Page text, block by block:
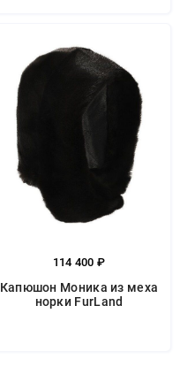
114 400 ₽
Капюшон Моника из меха
норки FurLand